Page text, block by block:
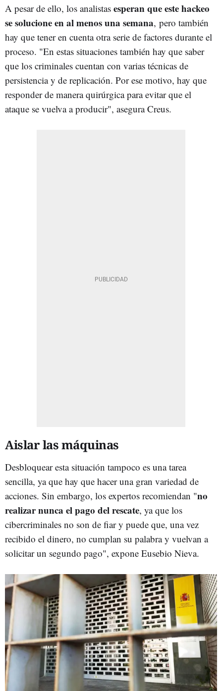
A pesar de ello, los analistas esperan que este hackeo
se solucione en al menos una semana, pero también
hay que tener en cuenta otra serie de factores durante el
proceso. "En estas situaciones también hay que saber
que los criminales cuentan con varias técnicas de
persistencia y de replicación. Por ese motivo, hay que
responder de manera quirúrgica para evitar que el
ataque se vuelva a producir", asegura Creus.
Aislar las máquinas
Desbloquear esta situación tampoco es una tarea
sencilla, ya que hay que hacer una gran variedad de
acciones. Sin embargo, los expertos recomiendan "no
realizar nunca el pago del rescate, ya que los
cibercriminales no son de fiar y puede que, una vez
recibido el dinero, no cumplan su palabra y vuelvan a
solicitar un segundo pago", expone Eusebio Nieva.